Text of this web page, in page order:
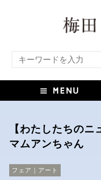
【わたしたちの
マムアンちゃん
フェア｜アート